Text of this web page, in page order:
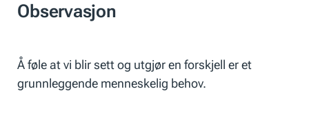
Observasjon
Å føle at vi blir sett og utgjør en forskjell er et
grunnleggende menneskelig behov.